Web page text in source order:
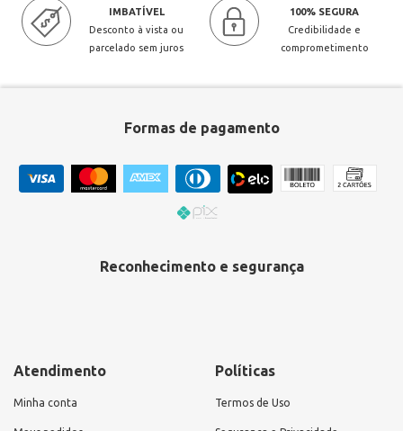
IMBATÍVEL
Desconto à vista ou
parcelado sem juros
100% SEGURA
Credibilidade e
comprometimento
Formas de pagamento
Reconhecimento e segurança
Atendimento
Minha conta
Políticas
Termos de Uso